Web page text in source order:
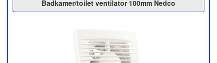
Badkamer/toilet ventilator 100mm Nedco